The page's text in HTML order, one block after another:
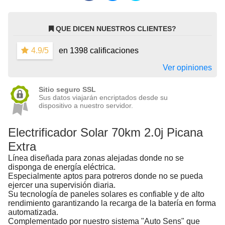
QUE DICEN NUESTROS CLIENTES?
4.9/5
en 1398 calificaciones
Ver opiniones
Sitio seguro SSL
Sus datos viajarán encriptados desde su
dispositivo a nuestro servidor.
Electrificador Solar 70km 2.0j Picana
Extra
Línea diseñada para zonas alejadas donde no se
disponga de energía eléctrica.
Especialmente aptos para potreros donde no se pueda
ejercer una supervisión diaria.
Su tecnología de paneles solares es confiable y de alto
rendimiento garantizando la recarga de la batería en forma
automatizada.
Complementado por nuestro sistema "Auto Sens" que